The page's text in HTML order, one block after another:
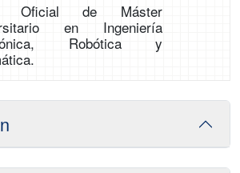
Oficial de Máster
en Ingeniería
Robótica y